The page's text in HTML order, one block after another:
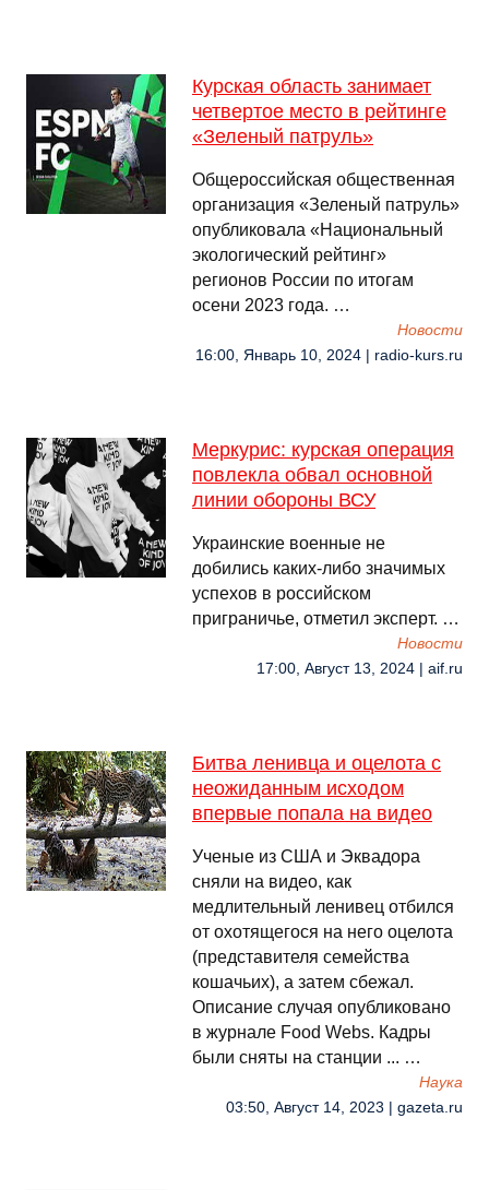
Курская область занимает
четвертое место в рейтинге
«Зеленый патруль»
Общероссийская общественная
организация «Зеленый патруль»
опубликовала «Национальный
экологический рейтинг»
регионов России по итогам
осени 2023 года. …
Новости
16:00, Январь 10, 2024 | radio-kurs.ru
Меркурис: курская операция
повлекла обвал основной
линии обороны ВСУ
Украинские военные не
добились каких-либо значимых
успехов в российском
приграничье, отметил эксперт. …
Новости
17:00, Август 13, 2024 | aif.ru
Битва ленивца и оцелота с
неожиданным исходом
впервые попала на видео
Ученые из США и Эквадора
сняли на видео, как
медлительный ленивец отбился
от охотящегося на него оцелота
(представителя семейства
кошачьих), а затем сбежал.
Описание случая опубликовано
в журнале Food Webs. Кадры
были сняты на станции ... …
Наука
03:50, Август 14, 2023 | gazeta.ru